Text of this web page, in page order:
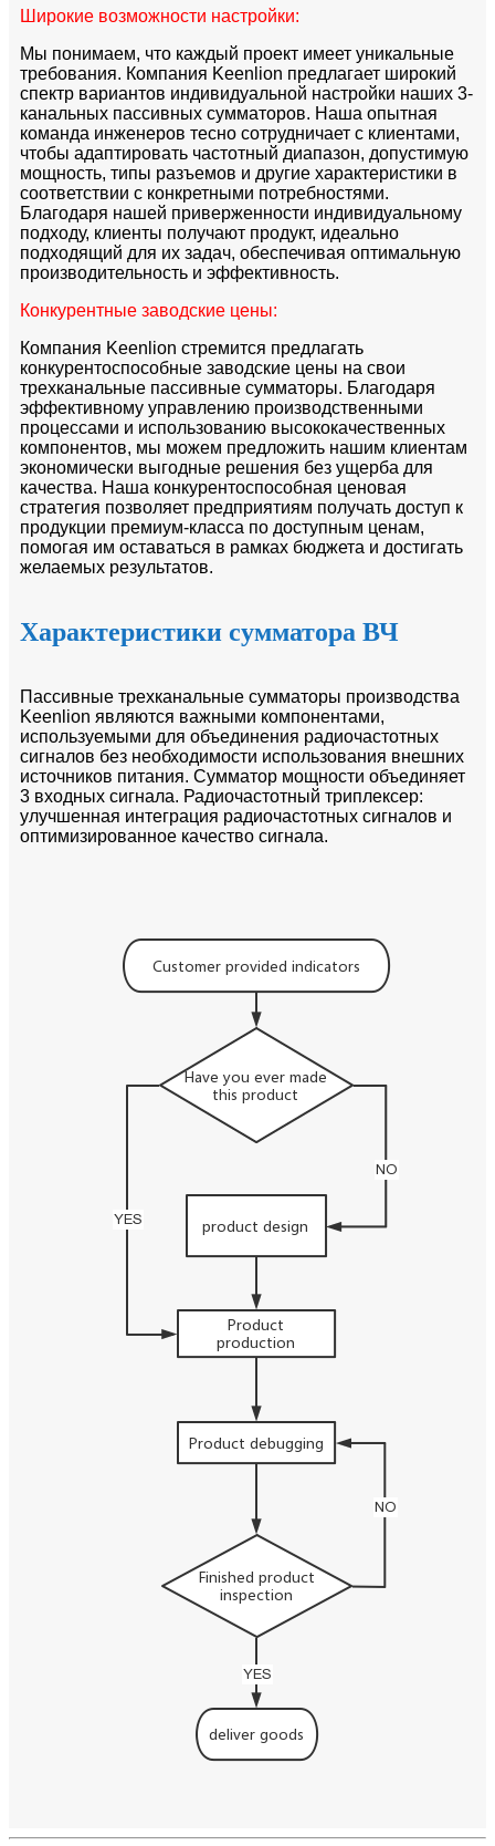
Широкие возможности настройки:
Мы понимаем, что каждый проект имеет уникальные
требования. Компания Keenlion предлагает широкий
спектр вариантов индивидуальной настройки наших 3-
канальных пассивных сумматоров. Наша опытная
команда инженеров тесно сотрудничает с клиентами,
чтобы адаптировать частотный диапазон, допустимую
мощность, типы разъемов и другие характеристики в
соответствии с конкретными потребностями.
Благодаря нашей приверженности индивидуальному
подходу, клиенты получают продукт, идеально
подходящий для их задач, обеспечивая оптимальную
производительность и эффективность.
Конкурентные заводские цены:
Компания Keenlion стремится предлагать
конкурентоспособные заводские цены на свои
трехканальные пассивные сумматоры. Благодаря
эффективному управлению производственными
процессами и использованию высококачественных
компонентов, мы можем предложить нашим клиентам
экономически выгодные решения без ущерба для
качества. Наша конкурентоспособная ценовая
стратегия позволяет предприятиям получать доступ к
продукции премиум-класса по доступным ценам,
помогая им оставаться в рамках бюджета и достигать
желаемых результатов.
Характеристики сумматора ВЧ
Пассивные трехканальные сумматоры производства
Keenlion являются важными компонентами,
используемыми для объединения радиочастотных
сигналов без необходимости использования внешних
источников питания. Сумматор мощности объединяет
3 входных сигнала. Радиочастотный триплексер:
улучшенная интеграция радиочастотных сигналов и
оптимизированное качество сигнала.